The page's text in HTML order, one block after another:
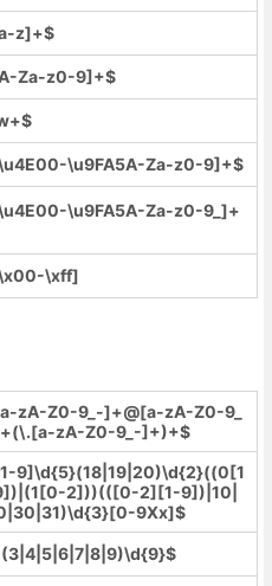
z]+$
Za-z0-9]+$
\u9FA5A-Za-z0-9]+$
\u9FA5A-Za-z0-9_]+
\xff]
zA-Z0-9_-]+@[a-zA-Z0-9_
zA-Z0-9_-]+)+$
9]\d{5}(18|19|20)\d{2}((0[1
2]))(([0-2][1-9])|10|
9Xx]$